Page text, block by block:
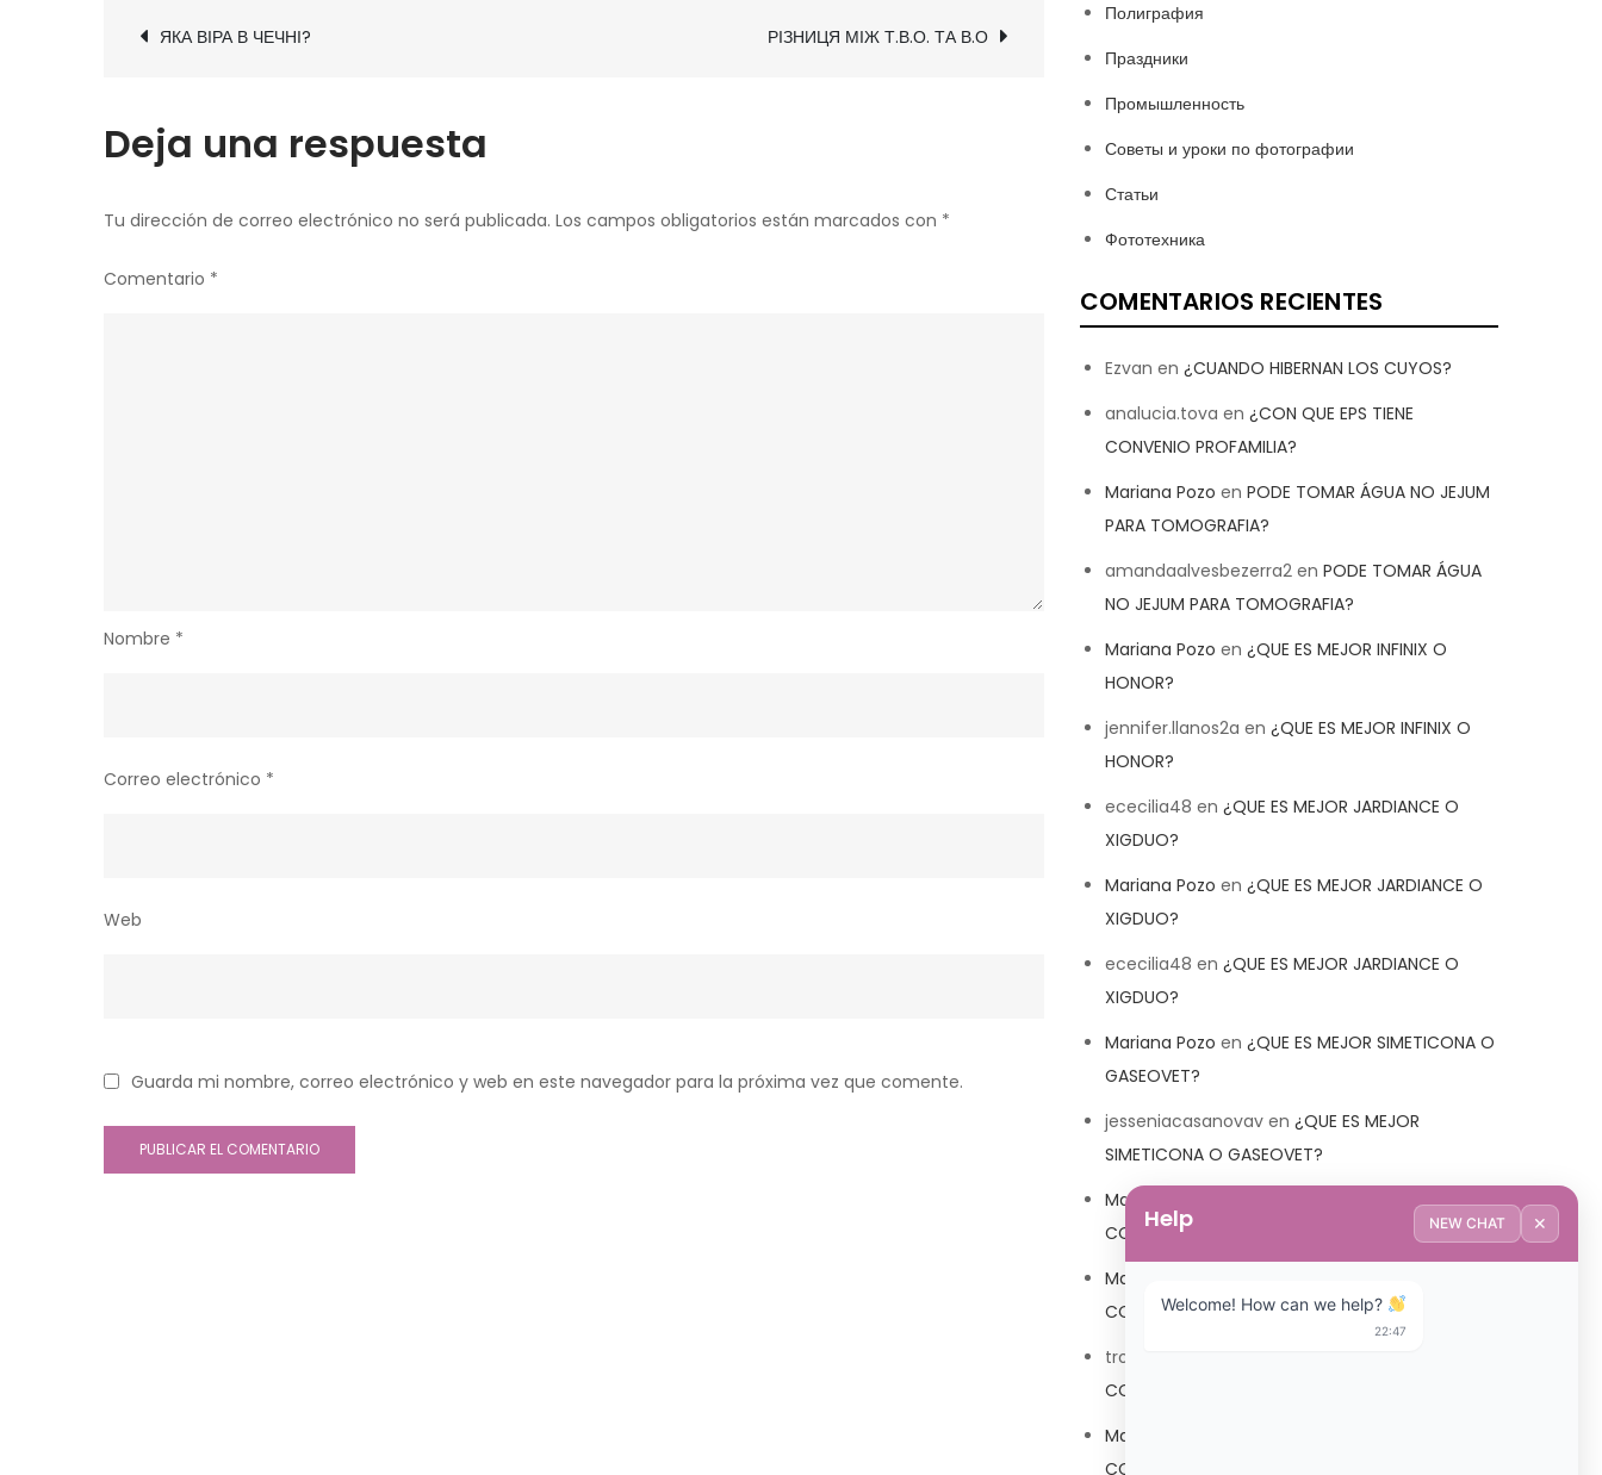
МОЖНА
Navegación
ЯКА ВІРА В ЧЕЧНІ? РІЗНИЦЯ МІЖ Т.В.О. ТА В.О
Deja una respuesta
Tu dirección de correo electrónico no será publicada. Los campos obligatorios están marcados con *
Comentario *
Nombre *
Correo electrónico *
Web
Guarda mi nombre, correo electrónico y web en este navegador para la próxima vez que comente.
Полиграфия
Праздники
Промышленность
Советы и уроки по фотографии
Статьи
Фототехника
COMENTARIOS RECIENTES
Ezvan en ¿CUANDO HIBERNAN LOS CUYOS?
analucia.tova en ¿CON QUE EPS TIENE
CONVENIO PROFAMILIA?
Mariana Pozo en PODE TOMAR ÁGUA NO JEJUM
PARA TOMOGRAFIA?
amandaalvesbezerra2 en PODE TOMAR ÁGUA
NO JEJUM PARA TOMOGRAFIA?
Mariana Pozo en ¿QUE ES MEJOR INFINIX O
HONOR?
jennifer.llanos2a en ¿QUE ES MEJOR INFINIX O
HONOR?
ececilia48 en ¿QUE ES MEJOR JARDIANCE O
XIGDUO?
Mariana Pozo en ¿QUE ES MEJOR JARDIANCE O
XIGDUO?
ececilia48 en ¿QUE ES MEJOR JARDIANCE O
XIGDUO?
Mariana Pozo en ¿QUE ES MEJOR SIMETICONA O
GASEOVET?
jesseniacasanovav en ¿QUE ES MEJOR
SIMETICONA O GASEOVET?
Mariana Pozo
¿QUE ES MEJOR TRIBEDOCE
COMPUESTO O TRIBEDOCE DX?
Mariana Pozo
COMPUESTO O TRIBEDOCE DX?
trolls_pipis
COMPUESTO O TRIBEDOCE DX?
Mariana Pozo
COMPUESTO O TRIBEDOCE DX?
Help NEW CHAT ✕
Welcome! How can we help?
22:47